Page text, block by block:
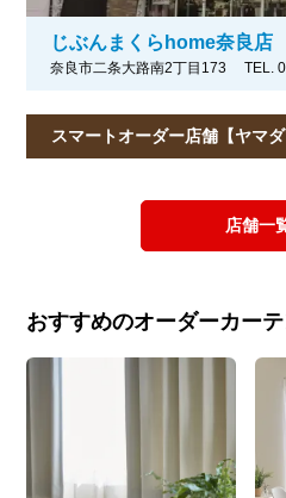
じぶんまくらhome奈良店
奈良市二条大路南2丁目173 TEL.
スマートオーダー店舗【ヤマダ
店舗一
おすすめのオーダーカー